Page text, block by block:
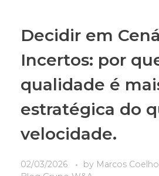
Decidir em
Incertos: por
qualidade é
estratégica do
velocidade.
02/03/2026 by Marcos Coelho